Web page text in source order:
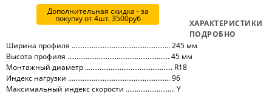
Дополнительная скидка - за
покупку от 4шт. 3500руб
ХАРАКТЕРИСТИКИ
ПОДРОБНО
Ширина профиля ...................................................... 245 мм
Высота профиля ........................................................ 45 мм
Монтажный диаметр ................................................ R18
Индекс нагрузки ........................................................ 96
Максимальный индекс скорости ........................... Y